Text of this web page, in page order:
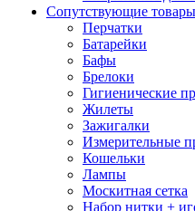
Сопутствующие товары
Перчатки
Батарейки
Бафы
Брелоки
Гигиенические
Жилеты
Зажигалки
Измерительные
Кошельки
Лампы
Москитная сетка
Набор нитки +